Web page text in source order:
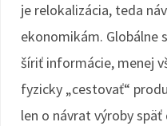
je relokalizácia, teda
ekonomikám. Globálne
šíriť informácie, menej
fyzicky „cestovať“
len o návrat výroby